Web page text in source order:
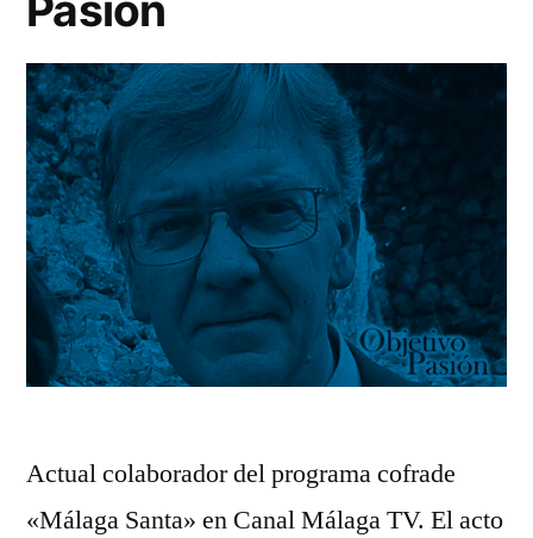
Actual colaborador del programa cofrade
«Málaga Santa» en Canal Málaga TV. El acto